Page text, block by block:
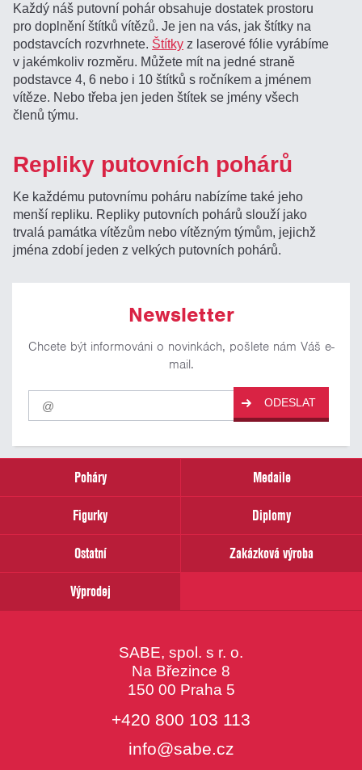
Každý náš putovní pohár obsahuje dostatek prostoru
pro doplnění štítků vítězů. Je jen na vás, jak štítky na
podstavcích rozvrhnete. Štítky z laserové fólie vyrábíme
v jakémkoliv rozměru. Můžete mít na jedné straně
podstavce 4, 6 nebo i 10 štítků s ročníkem a jménem
vítěze. Nebo třeba jen jeden štítek se jmény všech
členů týmu.
Repliky putovních pohárů
Ke každému putovnímu poháru nabízíme také jeho
menší repliku. Repliky putovních pohárů slouží jako
trvalá památka vítězům nebo vítězným týmům, jejichž
jména zdobí jeden z velkých putovních pohárů.
Newsletter
Chcete být informováni o novinkách, pošlete nám Váš e-
mail.
Pro
odběr
našich
email
ODESLAT
Poháry
Medaile
Figurky
Diplomy
Ostatní
Zakázková výroba
Výprodej
SABE, spol. s r. o.
Na Březince 8
150 00 Praha 5
+420 800 103 113
info@sabe.cz